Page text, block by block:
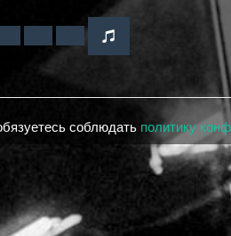
соблюдать политику